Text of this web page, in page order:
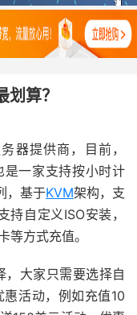
算？
器提供商，目前，
是一家支持按小时计
，基于KVM架构，支
自定义ISO安装，
等方式充值。
，大家只需要选择自
惠活动，例如充值10